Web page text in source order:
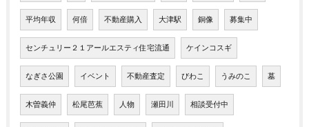
平均年収 何倍 不動産購入 大津駅 銅像 募集中
センチュリー２１アールエスティ住宅流通 ケインコスギ
なぎさ公園 イベント 不動産査定 びわこ うみのこ 墓
木曽義仲 松尾芭蕉 人物 瀬田川 相談受付中